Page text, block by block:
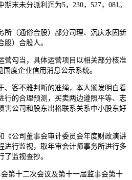
末未分派利润为5，230，527，081。
（通俗合股）部分司理、沉庆永固新
）合股人。
勾当，具体运营项目以相关部分核准
度企业信用消息公示系统。
客不雅判断的准绳，本人颁发明白看
行的合理预测，买卖两边遵照平等、志
害公司和股东出格联系关系中小股东好
公司董事会审计委员会年度财政演讲
进行监视，取年审会计师事务所进行多
监视查抄。
十二次会议及第十一届监事会第十